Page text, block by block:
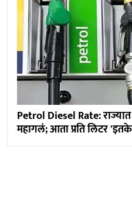
Petrol Diesel Rate:
महागलं; आता प्रति लिटर